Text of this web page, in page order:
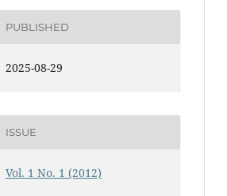
PUBLISHED
2025-08-29
ISSUE
Vol. 1 No. 1 (2012)